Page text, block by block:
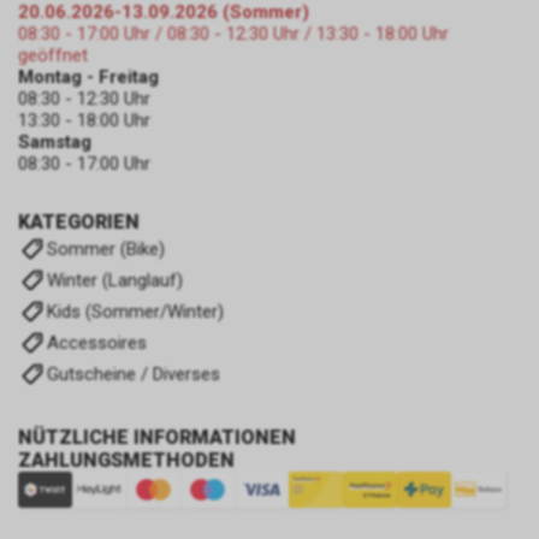
KATEGORIEN
Sommer (Bike)
Winter (Langlauf)
Kids (Sommer/Winter)
Accessoires
Gutscheine / Diverses
NÜTZLICHE INFORMATIONEN
ZAHLUNGSMETHODEN
20.06.2026-13.09.2026 (Sommer)
08:30 - 17:00 Uhr / 08:30 - 12:30 Uhr / 13:30 - 18:00 Uhr
geöffnet
Montag - Freitag
08:30 - 12:30 Uhr
13:30 - 18:00 Uhr
Samstag
08:30 - 17:00 Uhr